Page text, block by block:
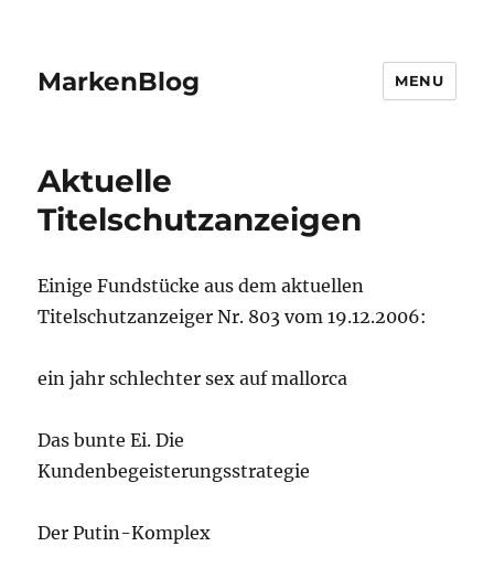
MarkenBlog MENU
Aktuelle
Titelschutzanzeigen
Einige Fundstücke aus dem aktuellen
Titelschutzanzeiger Nr. 803 vom 19.12.2006:
ein jahr schlechter sex auf mallorca
Das bunte Ei. Die
Kundenbegeisterungsstrategie
Der Putin-Komplex